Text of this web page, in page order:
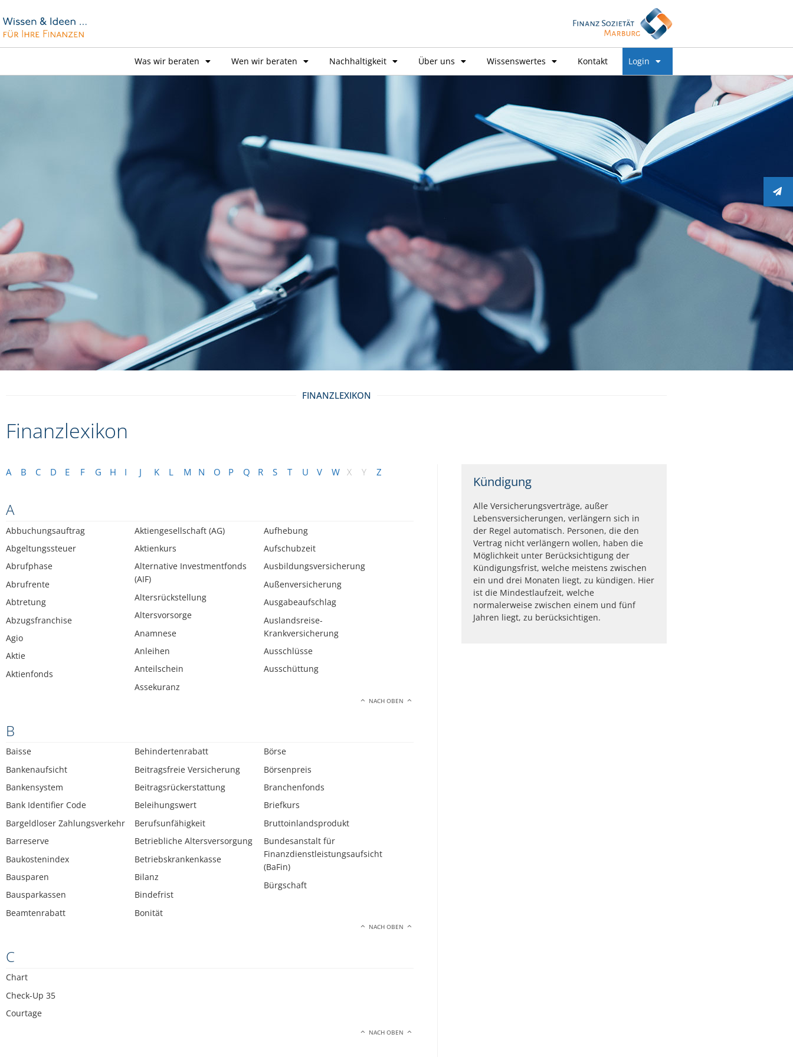
Was wir beraten Wen wir beraten Nachhaltigkeit Über uns Wissenswertes Kontakt Login
FINANZLEXIKON
Finanzlexikon
A B C D E F G H I J K L M N O P Q R S T U V W X Y Z
A
Abbuchungsauftrag
Abgeltungssteuer
Abrufphase
Abrufrente
Abtretung
Abzugsfranchise
Agio
Aktie
Aktienfonds
Aktiengesellschaft (AG)
Aktienkurs
Alternative Investmentfonds
(AIF)
Altersrückstellung
Altersvorsorge
Anamnese
Anleihen
Anteilschein
Assekuranz
Aufhebung
Aufschubzeit
Ausbildungsversicherung
Außenversicherung
Ausgabeaufschlag
Auslandsreise-
Krankversicherung
Ausschlüsse
Ausschüttung
NACH OBEN
B
Baisse
Bankenaufsicht
Bankensystem
Bank Identifier Code
Bargeldloser Zahlungsverkehr
Barreserve
Baukostenindex
Bausparen
Bausparkassen
Beamtenrabatt
Behindertenrabatt
Beitragsfreie Versicherung
Beitragsrückerstattung
Beleihungswert
Berufsunfähigkeit
Betriebliche Altersversorgung
Betriebskrankenkasse
Bilanz
Bindefrist
Bonität
Börse
Börsenpreis
Branchenfonds
Briefkurs
Bruttoinlandsprodukt
Bundesanstalt für
Finanzdienstleistungsaufsicht
(BaFin)
Bürgschaft
NACH OBEN
C
Chart
Check-Up 35
Courtage
NACH OBEN
Kündigung
Alle Versicherungsverträge, außer
Lebensversicherungen, verlängern sich in
der Regel automatisch. Personen, die den
Vertrag nicht verlängern wollen, haben die
Möglichkeit unter Berücksichtigung der
Kündigungsfrist, welche meistens zwischen
ein und drei Monaten liegt, zu kündigen. Hier
ist die Mindestlaufzeit, welche
normalerweise zwischen einem und fünf
Jahren liegt, zu berücksichtigen.